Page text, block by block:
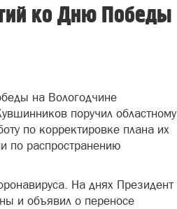
ко Дню Победы
на Вологодчине
поручил областному
по корректировке плана их
по распространению
На днях Президент
и объявил о переносе